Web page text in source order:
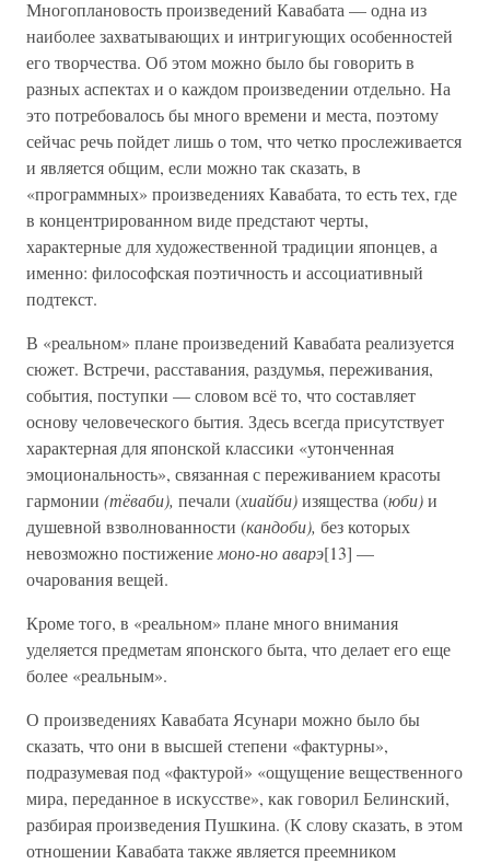
Многоплановость произведений Кавабата — одна из
наиболее захватывающих и интригующих особенностей
его творчества. Об этом можно было бы говорить в
разных аспектах и о каждом произведении отдельно. На
это потребовалось бы много времени и места, поэтому
сейчас речь пойдет лишь о том, что четко прослеживается
и является общим, если можно так сказать, в
«программных» произведениях Кавабата, то есть тех, где
в концентрированном виде предстают черты,
характерные для художественной традиции японцев, а
именно: философская поэтичность и ассоциативный
подтекст.
В «реальном» плане произведений Кавабата реализуется
сюжет. Встречи, расставания, раздумья, переживания,
события, поступки — словом всё то, что составляет
основу человеческого бытия. Здесь всегда присутствует
характерная для японской классики «утонченная
эмоциональность», связанная с переживанием красоты
гармонии (тёваби), печали (хиайби)изящества (юби)и
душевной взволнованности (кандоби), без которых
невозможно постижение моно-но аварэ[13] —
очарования вещей.
Кроме того, в «реальном» плане много внимания
уделяется предметам японского быта, что делает его еще
более «реальным».
О произведениях Кавабата Ясунари можно было бы
сказать, что они в высшей степени «фактурны»,
подразумевая под «фактурой» «ощущение вещественного
мира, переданное в искусстве», как говорил Белинский,
разбирая произведения Пушкина. (К слову сказать, в этом
отношении Кавабата также является преемником